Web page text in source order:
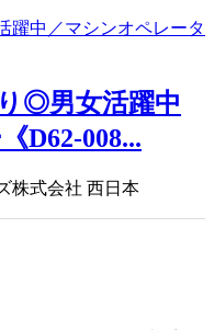
◎男女活躍中
D62-008...
株式会社 西日本